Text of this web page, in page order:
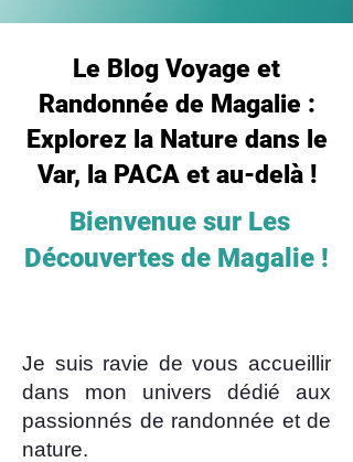
Le Blog Voyage et
Randonnée de Magalie :
Explorez la Nature dans le
Var, la PACA et au-delà !
Bienvenue sur Les
Découvertes de Magalie !
Je suis ravie de vous accueillir
dans mon univers dédié aux
passionnés de randonnée et de
nature.